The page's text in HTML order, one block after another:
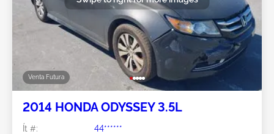
Venta Futura
2014 HONDA ODYSSEY 3.5L
Ít #:
44******